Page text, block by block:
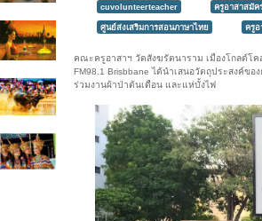
cuvolunteerteacher ครูอาสาสมัค
ศูนย์ส่งเสริมการสอนภาษาไทย ครูอ
คณะครูอาสาฯ วัดสังฆรัตนาราม เมืองโกลด์โ
FM98.1 Brisbbane ได้นำเสนอวัตถุประสงค์ข
ร่วมงานผ้าป่าต้นเดือน และแห่บั้งไฟ